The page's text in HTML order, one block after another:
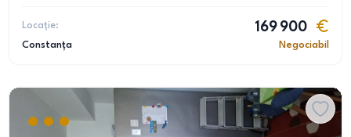
Locație:
Constanța
169 900
Negociabil